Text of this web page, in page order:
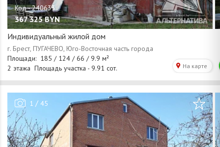
367 325 BYN
Индивидуальный жилой дом
1 / 45